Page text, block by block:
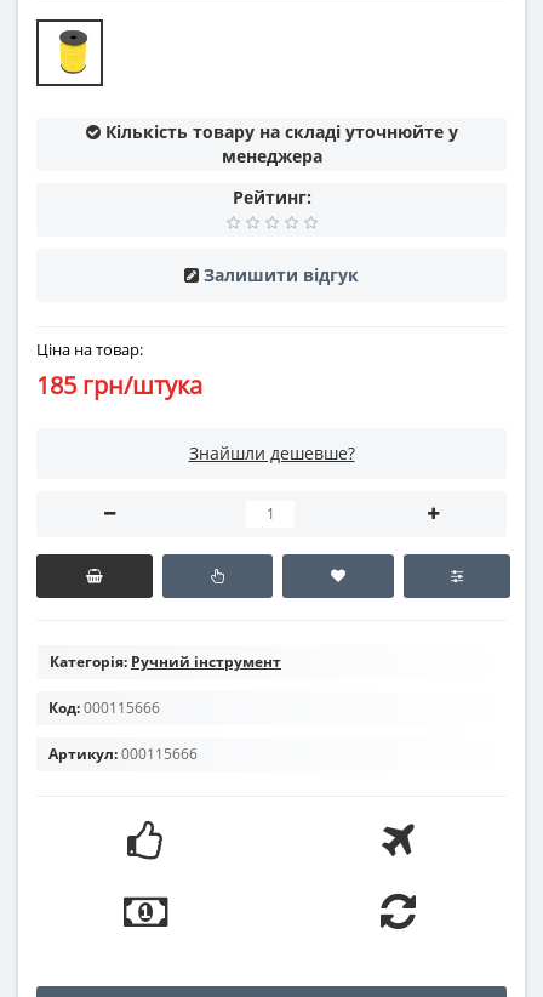
Кількість товару на складі уточнюйте у
менеджера
Рейтинг:
Залишити відгук
Ціна на товар:
185 грн/штука
Знайшли дешевше?
Категорія: Ручний інструмент
Код:000115666
Артикул:000115666